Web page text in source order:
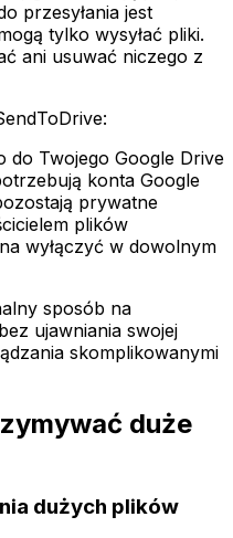
przesyłania jest
tylko wysyłać pliki.
ani usuwać niczego z
do Twojego Google Drive
konta Google
prywatne
plików
wyłączyć w dowolnym
sposób na
ujawniania swojej
skomplikowanymi
duże
dużych plików